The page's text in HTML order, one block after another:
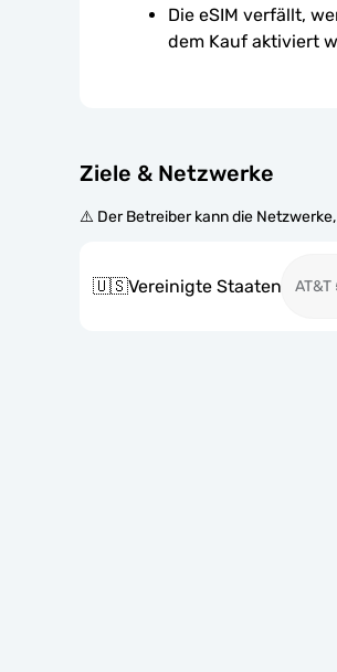
Die eSIM verfällt,
dem Kauf aktiviert
Ziele & Netzwerke
⚠️ Der Betreiber kann die
🇺🇸Vereinigte Staaten AT&T